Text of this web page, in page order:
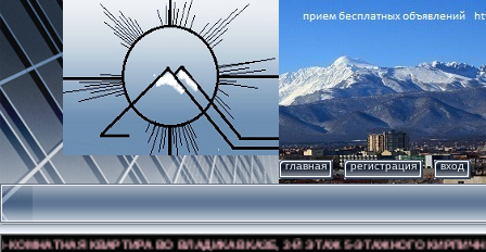
главная регистрация вход
КВАРТИРА ВО ВЛАДИКАВКАЗЕ, 3-Й ЭТАЖ 5-ЭТАЖНОГО